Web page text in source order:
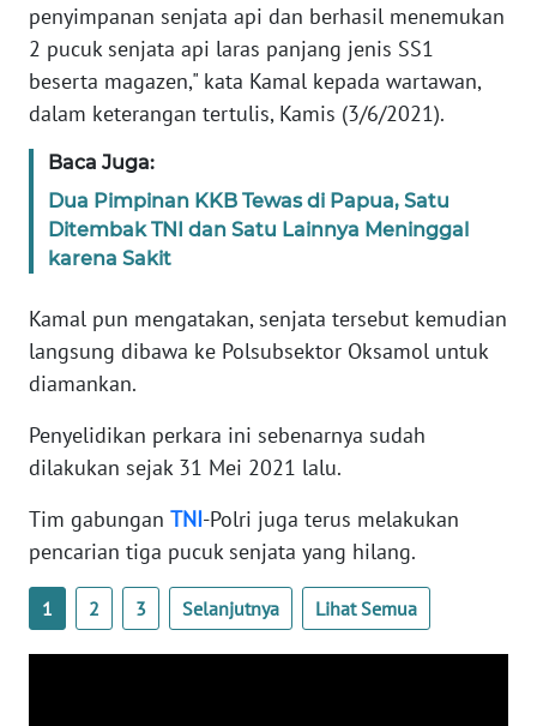
penyimpanan senjata api dan berhasil menemukan
2 pucuk senjata api laras panjang jenis SS1
beserta magazen," kata Kamal kepada wartawan,
dalam keterangan tertulis, Kamis (3/6/2021).
Baca Juga:
Dua Pimpinan KKB Tewas di Papua, Satu
Ditembak TNI dan Satu Lainnya Meninggal
karena Sakit
Kamal pun mengatakan, senjata tersebut kemudian
langsung dibawa ke Polsubsektor Oksamol untuk
diamankan.
Penyelidikan perkara ini sebenarnya sudah
dilakukan sejak 31 Mei 2021 lalu.
Tim gabungan TNI-Polri juga terus melakukan
pencarian tiga pucuk senjata yang hilang.
1 2 3 Selanjutnya Lihat Semua
Wahana
News
Regional
SUMUT
WN
JAKARTA
WN
BANTEN
NTT
KEPRI